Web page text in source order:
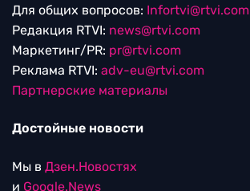
Для общих вопросов: Infortvi@rtvi.com
Редакция RTVI: news@rtvi.com
Маркетинг/PR: pr@rtvi.com
Реклама RTVI: adv-eu@rtvi.com
Партнерские материалы
Достойные новости
Мы в Дзен.Новостях
и Google.News